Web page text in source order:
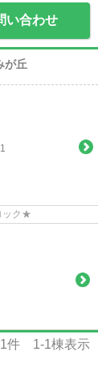
い合わせ
が丘
ック★
1件 1-1棟表示